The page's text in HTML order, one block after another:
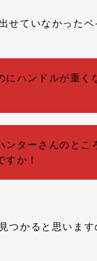
せていなかった
にハンドルが重く
ンターさんのとこ
か！
つかると思いま